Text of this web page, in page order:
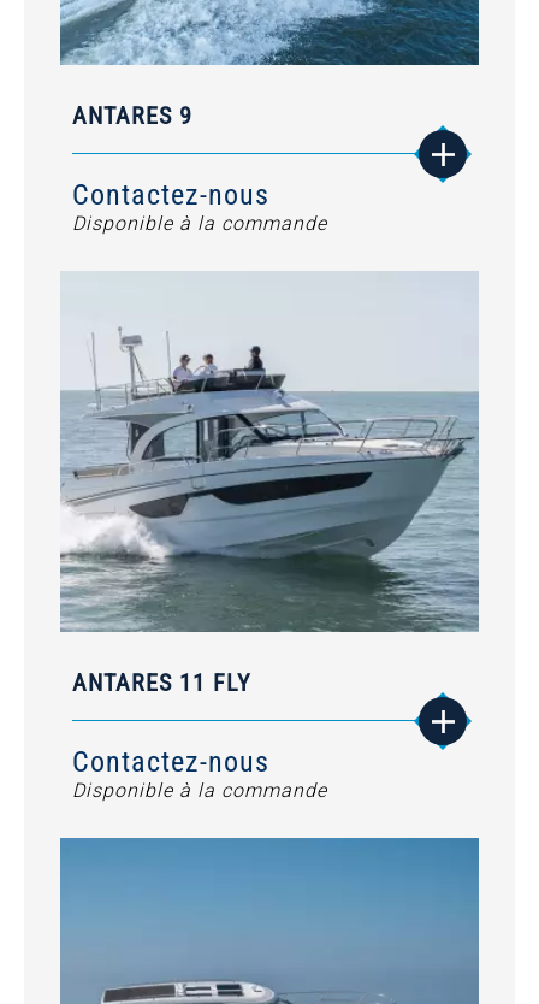
ANTARES 9
Contactez-nous
Disponible à la commande
ANTARES 11 FLY
Contactez-nous
Disponible à la commande